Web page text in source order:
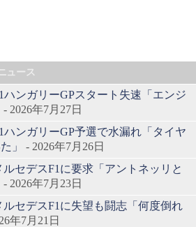
ュース
ハンガリーGPスタート失速「エンジ
- 2026年7月27日
ハンガリーGP予選で水漏れ「タイヤ
」
- 2026年7月26日
セデスF1に要求「アントネッリと
- 2026年7月23日
セデスF1に失望も闘志「何度倒れ
年7月21日